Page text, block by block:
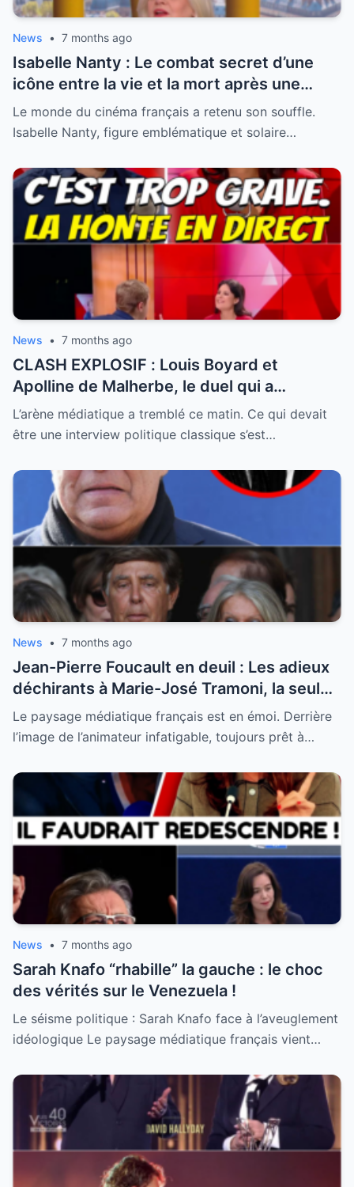
News • 7 months ago
Isabelle Nanty : Le combat secret d’une
icône entre la vie et la mort après une
hospitalisation critique
Le monde du cinéma français a retenu son souffle.
Isabelle Nanty, figure emblématique et solaire…
News • 7 months ago
CLASH EXPLOSIF : Louis Boyard et
Apolline de Malherbe, le duel qui a
embrasé le direct !
L’arène médiatique a tremblé ce matin. Ce qui devait
être une interview politique classique s’est…
News • 7 months ago
Jean-Pierre Foucault en deuil : Les adieux
déchirants à Marie-José Tramoni, la seule
femme qu’il ait jamais épousée
Le paysage médiatique français est en émoi. Derrière
l’image de l’animateur infatigable, toujours prêt à…
News • 7 months ago
Sarah Knafo “rhabille” la gauche : le choc
des vérités sur le Venezuela !
Le séisme politique : Sarah Knafo face à l’aveuglement
idéologique Le paysage médiatique français vient…